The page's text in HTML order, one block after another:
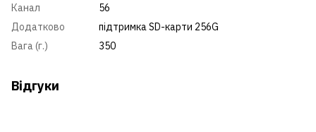
Канал
56
Додатково
підтримка SD-карти 256G
Вага (г.)
350
Відгуки